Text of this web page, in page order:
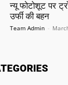
न्यू फोटोशूट पर
उर्फी की बहन
Team Admin -